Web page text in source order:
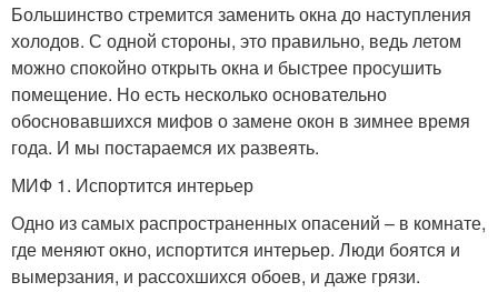
Большинство стремится заменить окна до наступления
холодов. С одной стороны, это правильно, ведь летом
можно спокойно открыть окна и быстрее просушить
помещение. Но есть несколько основательно
обосновавшихся мифов о замене окон в зимнее время
года. И мы постараемся их развеять.
МИФ 1. Испортится интерьер
Одно из самых распространенных опасений – в комнате,
где меняют окно, испортится интерьер. Люди боятся и
вымерзания, и рассохшихся обоев, и даже грязи.